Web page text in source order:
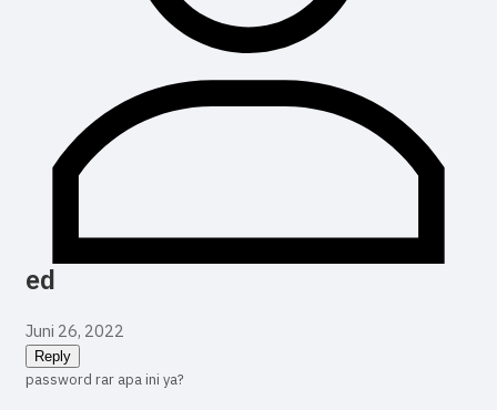
ed
Juni 26, 2022
Reply
password rar apa ini ya?